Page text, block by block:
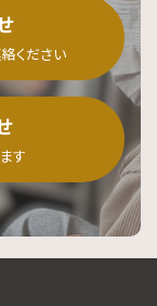
ください
す